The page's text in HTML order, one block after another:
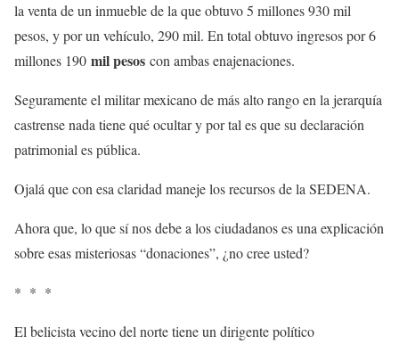
la venta de un inmueble de la que obtuvo 5 millones 930 mil
pesos, y por un vehículo, 290 mil. En total obtuvo ingresos por 6
millones 190 mil pesos con ambas enajenaciones.
Seguramente el militar mexicano de más alto rango en la jerarquía
castrense nada tiene qué ocultar y por tal es que su declaración
patrimonial es pública.
Ojalá que con esa claridad maneje los recursos de la SEDENA.
Ahora que, lo que sí nos debe a los ciudadanos es una explicación
sobre esas misteriosas “donaciones”, ¿no cree usted?
* * *
El belicista vecino del norte tiene un dirigente político